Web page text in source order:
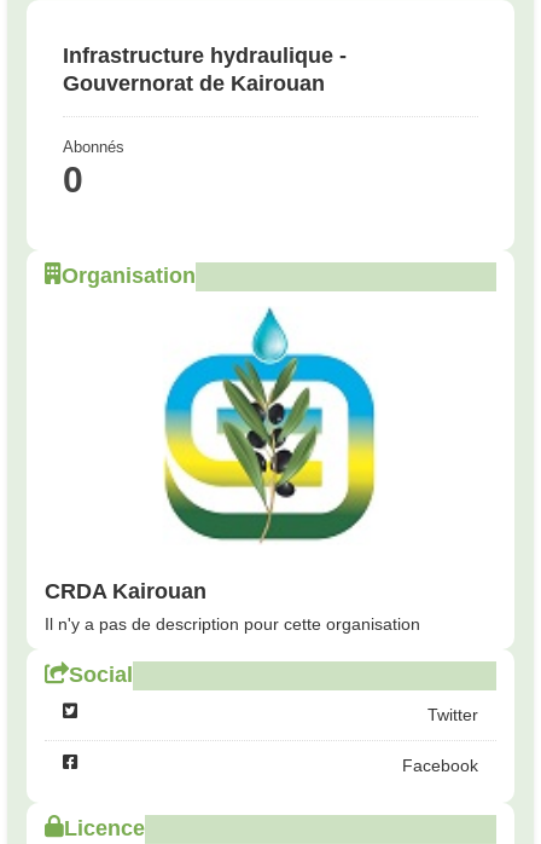
Infrastructure hydraulique -
Gouvernorat de Kairouan
Abonnés
0
Organisation
CRDA Kairouan
Il n'y a pas de description pour cette organisation
Social
Twitter
Facebook
Licence